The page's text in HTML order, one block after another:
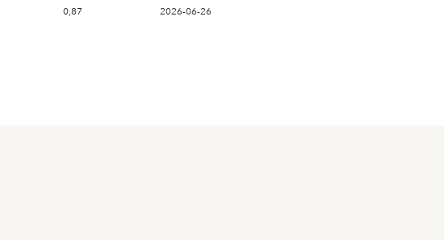
0,87 2026-06-26